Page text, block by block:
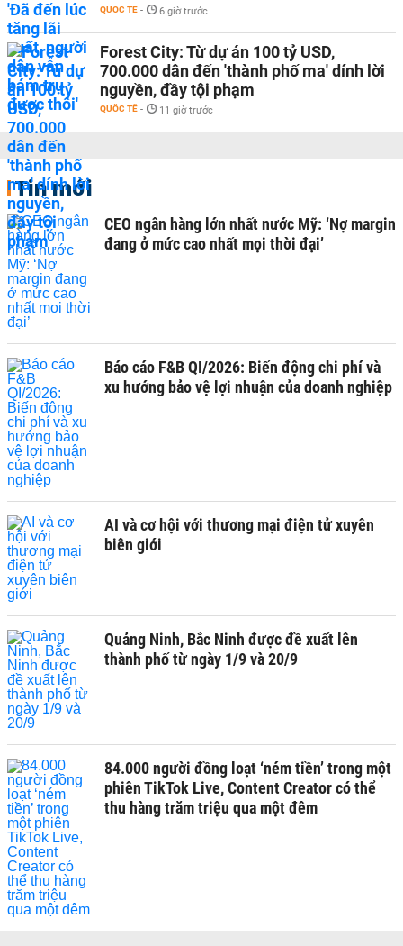
QUỐC TẾ - 6 giờ trước
Forest City: Từ dự án 100 tỷ USD,
700.000 dân đến 'thành phố ma' dính lời
nguyền, đầy tội phạm
QUỐC TẾ - 11 giờ trước
Tin mới
CEO ngân hàng lớn nhất nước Mỹ: ‘Nợ margin
đang ở mức cao nhất mọi thời đại’
Báo cáo F&B QI/2026: Biến động chi phí và
xu hướng bảo vệ lợi nhuận của doanh nghiệp
AI và cơ hội với thương mại điện tử xuyên
biên giới
Quảng Ninh, Bắc Ninh được đề xuất lên
thành phố từ ngày 1/9 và 20/9
84.000 người đồng loạt ‘ném tiền’ trong một
phiên TikTok Live, Content Creator có thể
thu hàng trăm triệu qua một đêm